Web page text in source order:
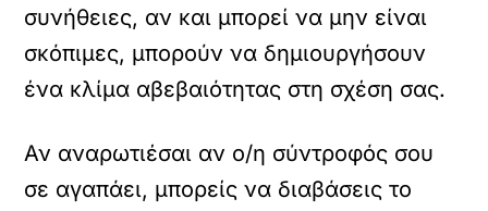
συνήθειες, αν και μπορεί να μην είναι
σκόπιμες, μπορούν να δημιουργήσουν
ένα κλίμα αβεβαιότητας στη σχέση σας.
Αν αναρωτιέσαι αν ο/η σύντροφός σου
σε αγαπάει, μπορείς να διαβάσεις το